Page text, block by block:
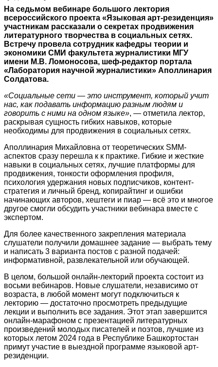
На седьмом вебинаре большого лектория
всероссийского проекта «Языковая арт-резиденция»
участникам рассказали о секретах продвижения
литературного творчества в социальных сетях.
Встречу провела сотрудник кафедры теории и
экономики СМИ факультета журналистики МГУ
имени М.В. Ломоносова, шеф-редактор портала
«Лаборатория научной журналистики» Аполлинария
Солдатова.
«Социальные сети ― это инструмент, который учит
нас, как подавать информацию разным людям и
говорить с ними на одном языке», ― отметила лектор,
раскрывая сущность гибких навыков, которые
необходимы для продвижения в социальных сетях.
Аполлинария Михайловна от теоретических SMM-
аспектов сразу перешла к к практике. Гибкие и жесткие
навыки в социальных сетях, лучшие платформы для
продвижения, тонкости оформления профиля,
психология удержания новых подписчиков, контент-
стратегия и личный бренд, копирайтинг и ошибки
начинающих авторов, хештеги и пиар ― всё это и многое
другое смогли обсудить участники вебинара вместе с
экспертом.
Для более качественного закрепления материала
слушатели получили домашнее задание ― выбрать тему
и написать 3 варианта постов с разной подачей:
информативной, развлекательной или обучающей.
В целом, большой онлайн-лекторий проекта состоит из
восьми вебинаров. Новые слушатели, независимо от
возраста, в любой момент могут подключиться к
лекторию — достаточно просмотреть предыдущие
лекции и выполнить все задания. Этот этап завершится
онлайн-марафоном с презентацией литературных
произведений молодых писателей и поэтов, лучшие из
которых летом 2024 года в Республике Башкортостан
примут участие в выездной программе языковой арт-
резиденции.